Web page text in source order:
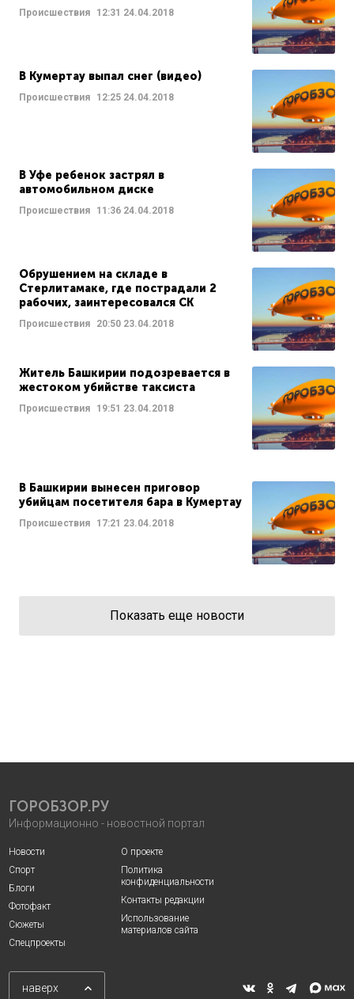
Происшествия 12:31 24.04.2018
В Кумертау выпал снег (видео)
Происшествия 12:25 24.04.2018
В Уфе ребенок застрял в
автомобильном диске
Происшествия 11:36 24.04.2018
Обрушением на складе в
Стерлитамаке, где пострадали 2
рабочих, заинтересовался СК
Происшествия 20:50 23.04.2018
Житель Башкирии подозревается в
жестоком убийстве таксиста
Происшествия 19:51 23.04.2018
В Башкирии вынесен приговор
убийцам посетителя бара в Кумертау
Происшествия 17:21 23.04.2018
Показать еще новости
ГОРОБЗОР.РУ
Информационно - новостной портал
Новости
Спорт
Блоги
Фотофакт
Сюжеты
Спецпроекты
О проекте
Политика
конфиденциальности
Контакты редакции
Использование
материалов сайта
наверх